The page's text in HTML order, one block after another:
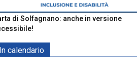
di Solfagnano: anche in versione
In calendario